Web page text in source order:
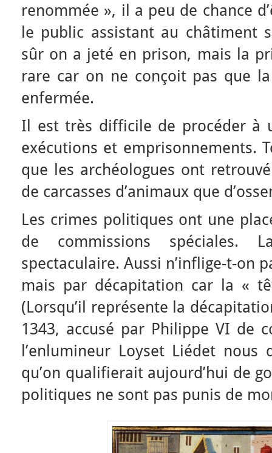
renommée », il a peu de chance
le public assistant au châtiment
sûr on a jeté en prison, mais la
rare car on ne conçoit pas que
enfermée.
Il est très difficile de procéder à
exécutions et emprisonnements.
que les archéologues ont
de carcasses d’animaux que
Les crimes politiques ont une
de commissions spéciales.
spectaculaire. Aussi n’inflige-t-on
mais par décapitation car la «
(Lorsqu’il représente la
1343, accusé par Philippe VI de
l’enlumineur Loyset Liédet
qu’on qualifierait aujourd’hui de
politiques ne sont pas punis de